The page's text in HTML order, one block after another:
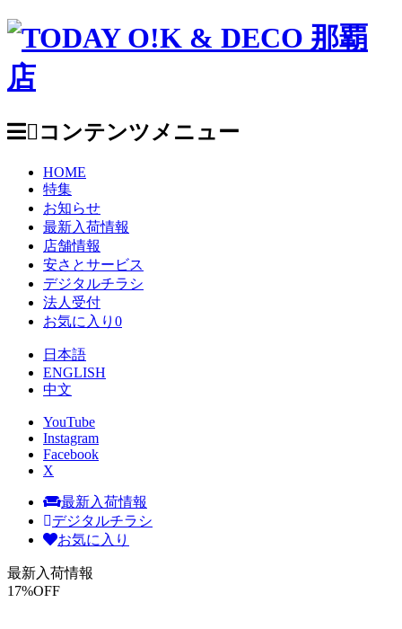
コンテンツメニュー
HOME
特集
お知らせ
最新入荷情報
店舗情報
安さとサービス
デジタルチラシ
法人受付
お気に入り 0
日本語
ENGLISH
中文
YouTube
Instagram
Facebook
X
最新入荷情報
デジタルチラシ
お気に入り
最新入荷情報
17%OFF